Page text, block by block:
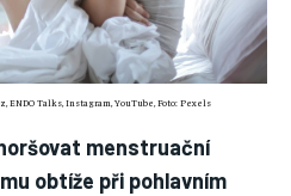
a rady pro zdravý životní
o různých onemocněních,
jógy a rady pro
ENDO Talks, Instagram, YouTube, Foto: Pexels
menstruační
obtíže při pohlavním